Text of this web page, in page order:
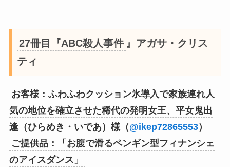
27冊目『ABC殺人事件 』アガサ・クリス
ティ
お客様：ふわふわクッション氷導入で家族連れ人
気の地位を確立させた稀代の発明女王、平女鬼出
逢（ひらめき・いであ）様（@ikep72865553）
ご提供品：「お腹で滑るペンギン型フィナンシェ
のアイスダンス」